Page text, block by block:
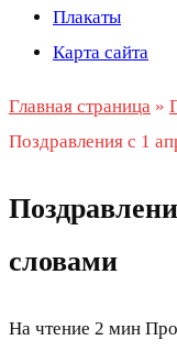
Плакаты
Карта сайта
Главная страница »
Поздравления с 1
словами
На чтение 2 мин